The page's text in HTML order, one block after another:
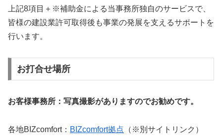
上記8項目＋※補助金による当事務所独自のサービスで、
皆様の建設業許可取得後も事業の発展を支えるサポートを
行います。
お打合せ場所
お客様事務所：写真撮影がありますのでお勧めです。
各地BIZcomfort： BIZcomfort拠点 （※別サイトリンク）